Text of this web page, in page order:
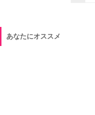
あなたにオススメ